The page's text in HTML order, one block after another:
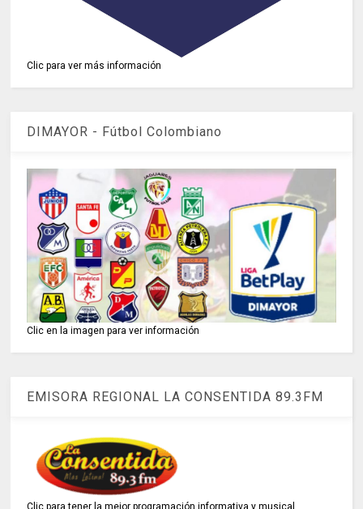
Clic para ver más información
DIMAYOR - Fútbol Colombiano
Clic en la imagen para ver información
EMISORA REGIONAL LA CONSENTIDA 89.3FM